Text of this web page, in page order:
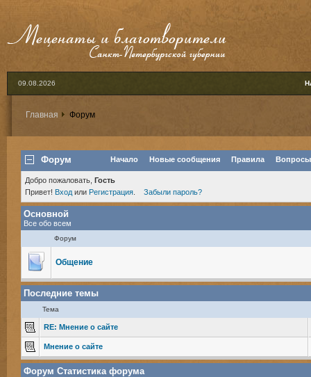
09.08.2026
Главная Форум
Форум Начало Новые сообщения Правила Вопросы
Добро пожаловать, Гость
Привет! Вход или Регистрация Забыли пароль?
Основной
Все обо всем
Форум
Общение
Последние темы
Тема
RE: Мнение о сайте
Мнение о сайте
Форум Статистика форума